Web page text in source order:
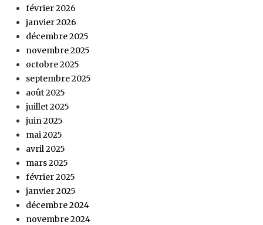
février 2026
janvier 2026
décembre 2025
novembre 2025
octobre 2025
septembre 2025
août 2025
juillet 2025
juin 2025
mai 2025
avril 2025
mars 2025
février 2025
janvier 2025
décembre 2024
novembre 2024